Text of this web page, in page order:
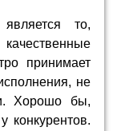
то,
принимает
не
Хорошо бы,
конкурентов.